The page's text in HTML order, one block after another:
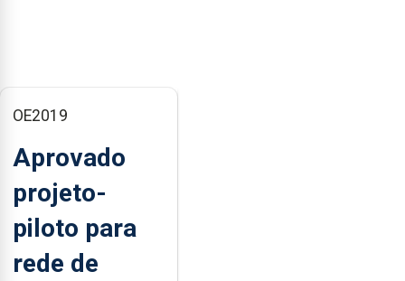
OE2019
Aprovado
projeto-
piloto para
rede de